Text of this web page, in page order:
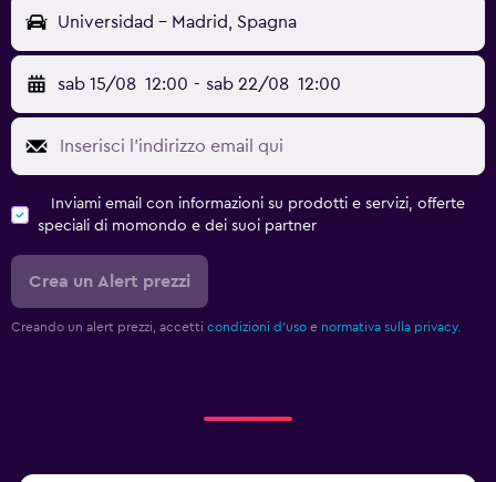
Universidad - Madrid, Spagna
sab 15/08 12:00 - sab 22/08 12:00
Inviami email con informazioni su prodotti e servizi, offerte
speciali di momondo e dei suoi partner
Crea un Alert prezzi
Creando un alert prezzi, accetti condizioni d'uso e normativa sulla privacy.